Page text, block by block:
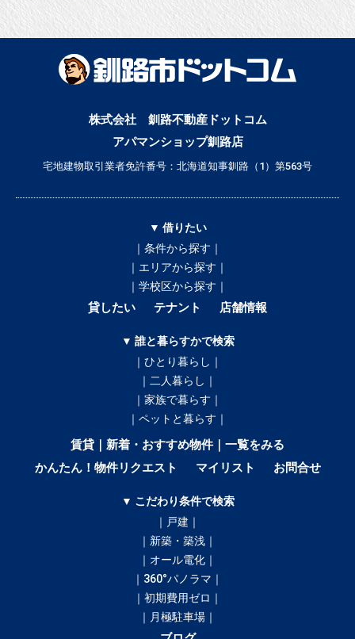
株式会社 釧路不動産ドットコム
アパマンショップ釧路店
宅地建物取引業者免許番号：北海道知事釧路（1）第563号
▼ 借りたい
｜条件から探す｜
｜エリアから探す｜
｜学校区から探す｜
貸したい テナント 店舗情報
▼ 誰と暮らすかで検索
｜ひとり暮らし｜
｜二人暮らし｜
｜家族で暮らす｜
｜ペットと暮らす｜
賃貸｜新着・おすすめ物件｜一覧をみる
かんたん！物件リクエスト
マイリスト お問合せ
▼ こだわり条件で検索
｜戸建｜
｜新築・築浅｜
｜オール電化｜
｜360°パノラマ｜
｜初期費用ゼロ｜
｜月極駐車場｜